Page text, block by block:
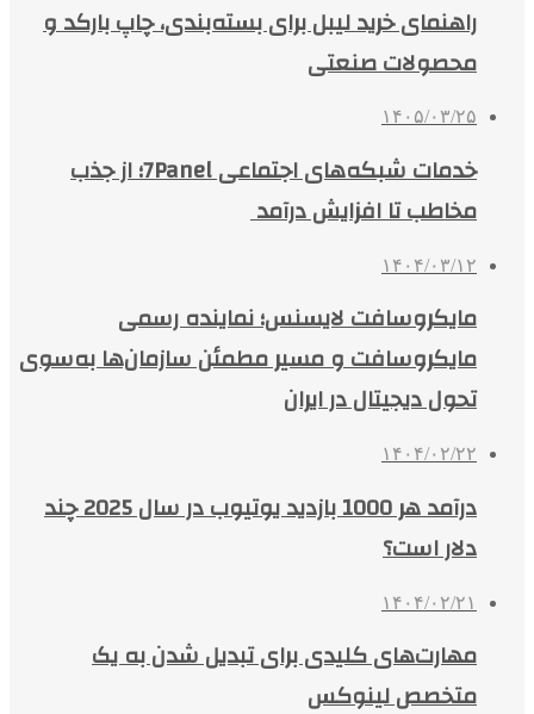
راهنمای خرید لیبل برای بسته‌بندی، چاپ بارکد و
محصولات صنعتی
۱۴۰۵/۰۳/۲۵
خدمات شبکه‌های اجتماعی 7Panel؛ از جذب
مخاطب تا افزایش درآمد
۱۴۰۴/۰۳/۱۲
مایکروسافت لایسنس؛ نماینده رسمی
مایکروسافت و مسیر مطمئن سازمان‌ها به‌سوی
تحول دیجیتال در ایران
۱۴۰۴/۰۲/۲۲
درآمد هر 1000 بازدید یوتیوب در سال 2025 چند
دلار است؟
۱۴۰۴/۰۲/۲۱
مهارت‌های کلیدی برای تبدیل شدن به یک
متخصص لینوکس